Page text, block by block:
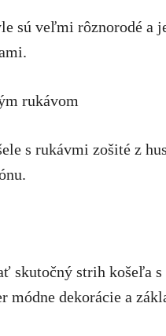
sú veľmi rôznorodé a
rukávom
s rukávmi zošité z
skutočný strih košeľa
módne dekorácie a